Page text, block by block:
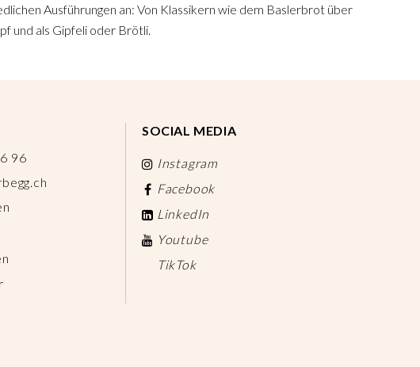
Ausführungen an: Von Klassikern wie dem Baslerbrot über
und als Gipfeli oder Brötli.
96
SOCIAL MEDIA
Instagram
Facebook
LinkedIn
Youtube
TikTok